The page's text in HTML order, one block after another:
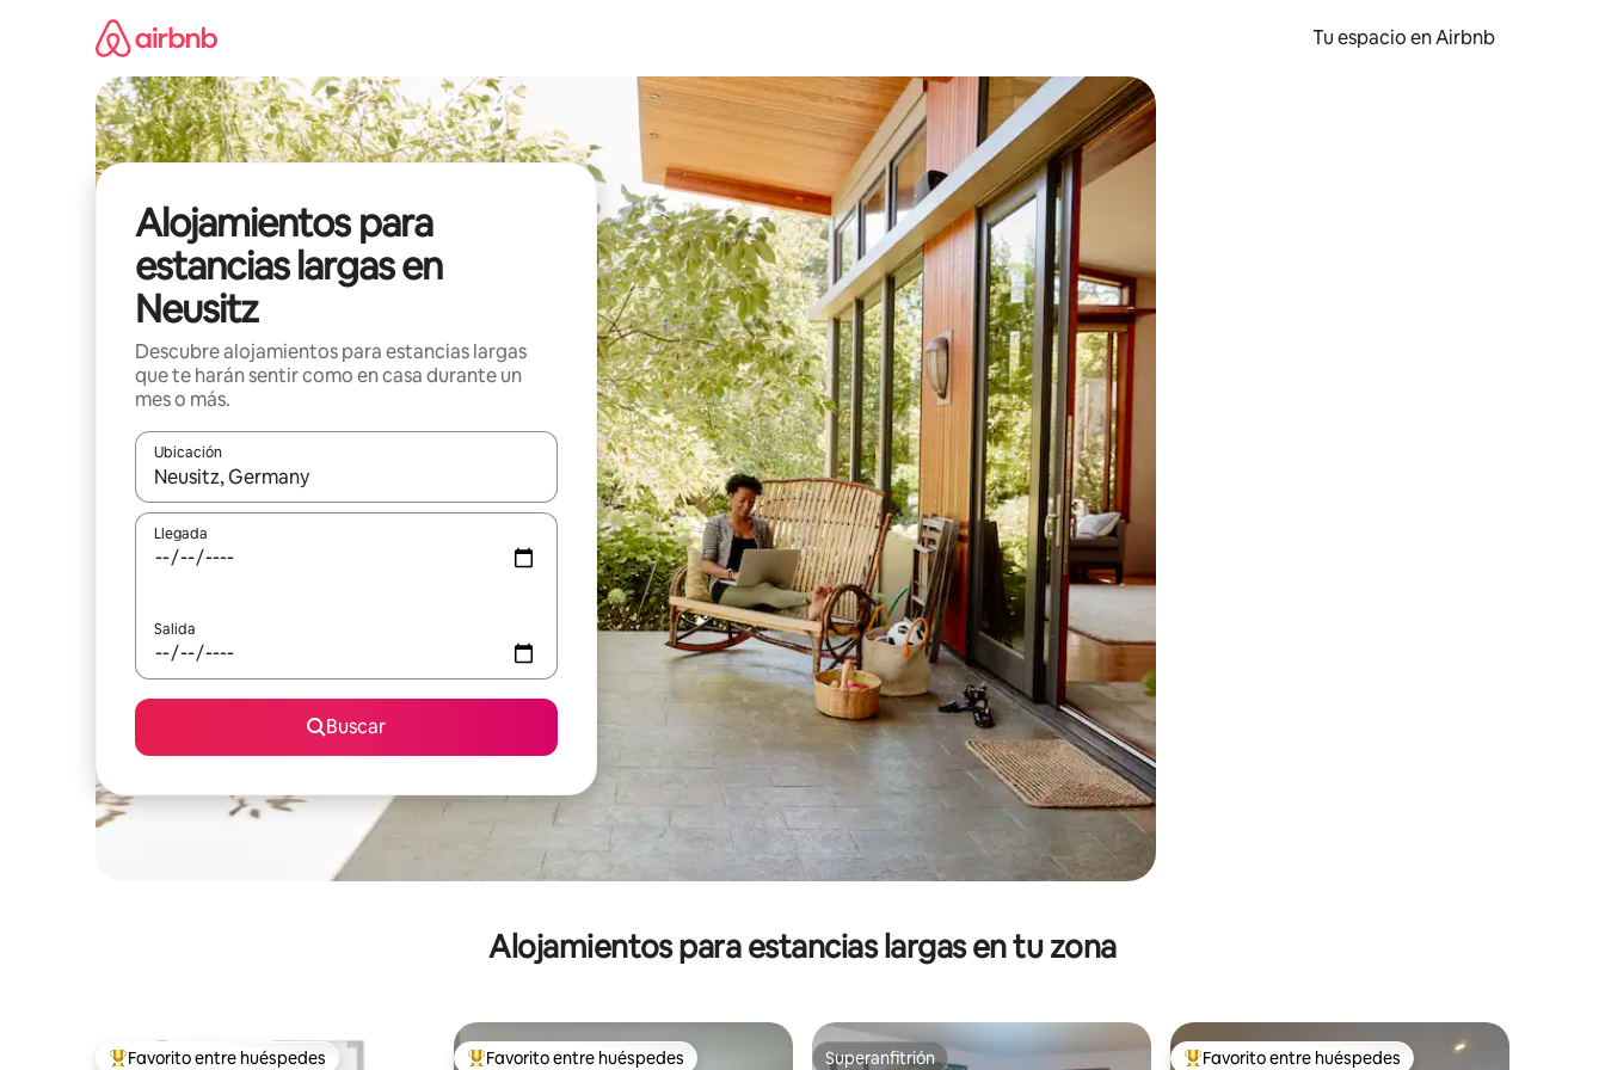
Tu espacio en Airbnb
Alojamientos para
estancias largas en
Neusitz
Descubre alojamientos para estancias largas
que te harán sentir como en casa durante un
mes o más.
Ubicación
Cuando los resultados estén disponibles, podrás navegar usando las teclas de las flechas hacia arriba y hacia abajo, o bien tocando y deslizando la pantalla.
Llegada
Salida
Buscar
Alojamientos para estancias largas en tu zona
Favorito entre huéspedes Favorito entre huéspedes Superanfitrión Favorito entre huéspedes